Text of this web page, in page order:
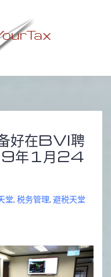
好在BVI聘
年1月24
堂, 税务管理, 避税天堂